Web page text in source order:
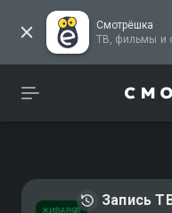
Смотрёшка
Запись